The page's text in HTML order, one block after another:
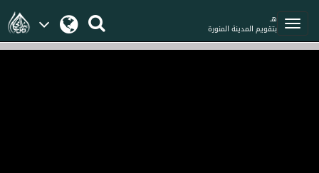
هـ
بتقويم المدينة المنورة